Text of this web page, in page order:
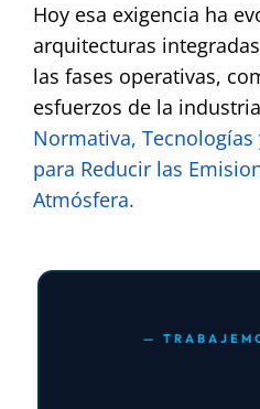
Hoy esa exigencia ha
arquitecturas
las fases operativas,
esfuerzos de la
Normativa,
para Reducir las
Atmósfera.
—